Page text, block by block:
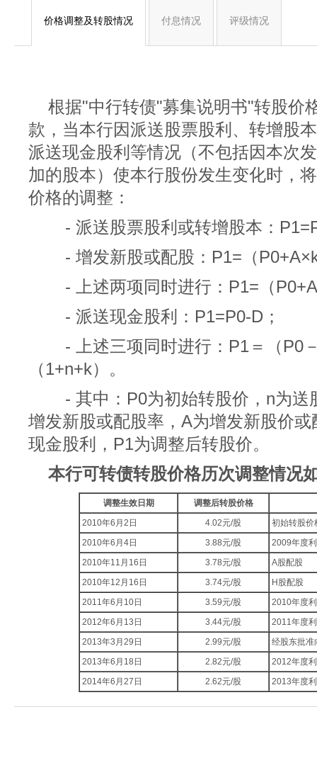
价格调整及转股情况 付息情况 评级情况
根据"中行转债"募集说明书"转股价
款，当本行因派送股票股利、转增股
派送现金股利等情况（不包括因本次
加的股本）使本行股份发生变化时，
价格的调整：
- 派送股票股利或转增股本：
- 增发新股或配股：P1=（
- 上述两项同时进行：P1=（
- 派送现金股利：P1=P0-D；
- 上述三项同时进行：P1＝（P0
（1+n+k）。
- 其中：P0为初始转股价，n为送
增发新股或配股率，A为增发新股价
现金股利，P1为调整后转股价。
本行可转债转股价格历次调整情况
调整生效日期
调整后转股价格
2010年6月2日
4.02元/股
初始转股价
2010年6月4日
3.88元/股
2009年度
2010年11月16日
3.78元/股
A股配股
2010年12月16日
3.74元/股
H股配股
2011年6月10日
3.59元/股
2010年度
2012年6月13日
3.44元/股
2011年度
2013年3月29日
2.99元/股
经股东批准
2013年6月18日
2.82元/股
2012年度
2014年6月27日
2.62元/股 2013年度